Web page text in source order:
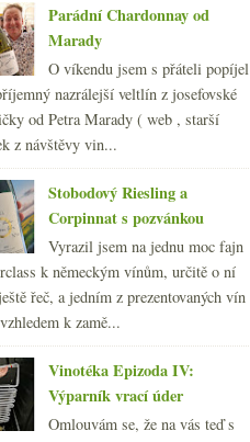
(252)
(249)
(249)
(270)
(108)
Parádní Chardonnay od
Marady
O víkendu jsem s přáteli popíjel
nazrálejší veltlín z josefovské
od Petra Marady ( web , starší
z návštěvy vin...
Stobodový Riesling a
Corpinnat s pozvánkou
Vyrazil jsem na jednu moc fajn
k německým vínům, určitě o ní
řeč, a jedním z prezentovaných vín
k zamě...
Vinotéka Epizoda IV:
Výparník vrací úder
Omlouvám se, že na vás teď s